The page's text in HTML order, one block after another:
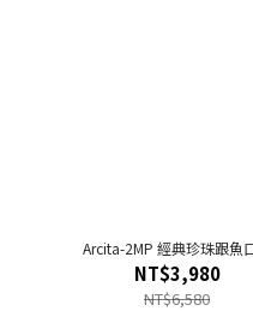
Arcita-2MP 經典珍珠跟魚
NT$3,980
NT$6,580